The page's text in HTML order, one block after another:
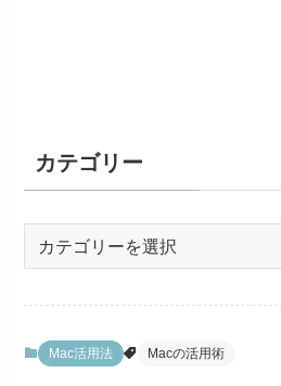
カテゴリー
ー
Mac活用法 Macの活用術